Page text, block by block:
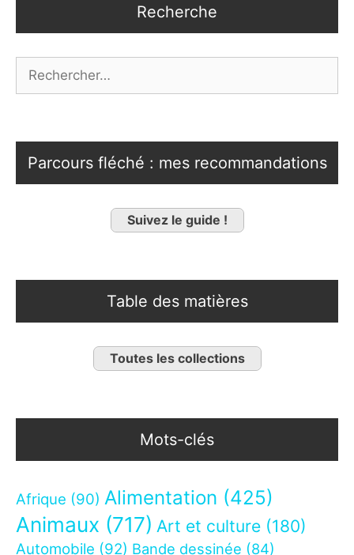
Recherche
Parcours fléché : mes recommandations
Suivez le guide !
Table des matières
Toutes les collections
Mots-clés
Afrique (90) Alimentation (425)
Animaux (717) Art et culture (180)
Automobile (92) Bande dessinée (84)